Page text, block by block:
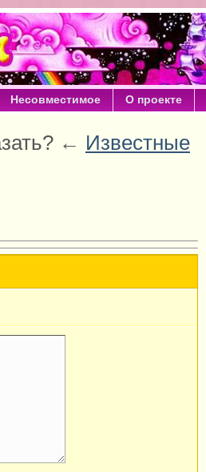
Несовместимое О проекте
← Известные